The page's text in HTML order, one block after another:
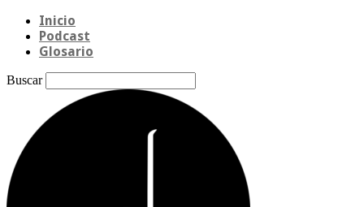
Inicio
Podcast
Glosario
Buscar